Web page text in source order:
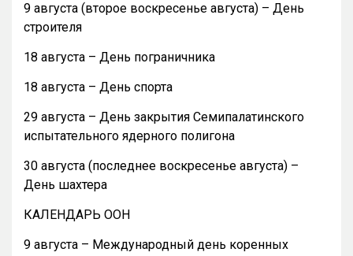
9 августа (второе воскресенье августа) – День
строителя
18 августа – День пограничника
18 августа – День спорта
29 августа – День закрытия Семипалатинского
испытательного ядерного полигона
30 августа (последнее воскресенье августа) –
День шахтера
КАЛЕНДАРЬ ООН
9 августа – Международный день коренных